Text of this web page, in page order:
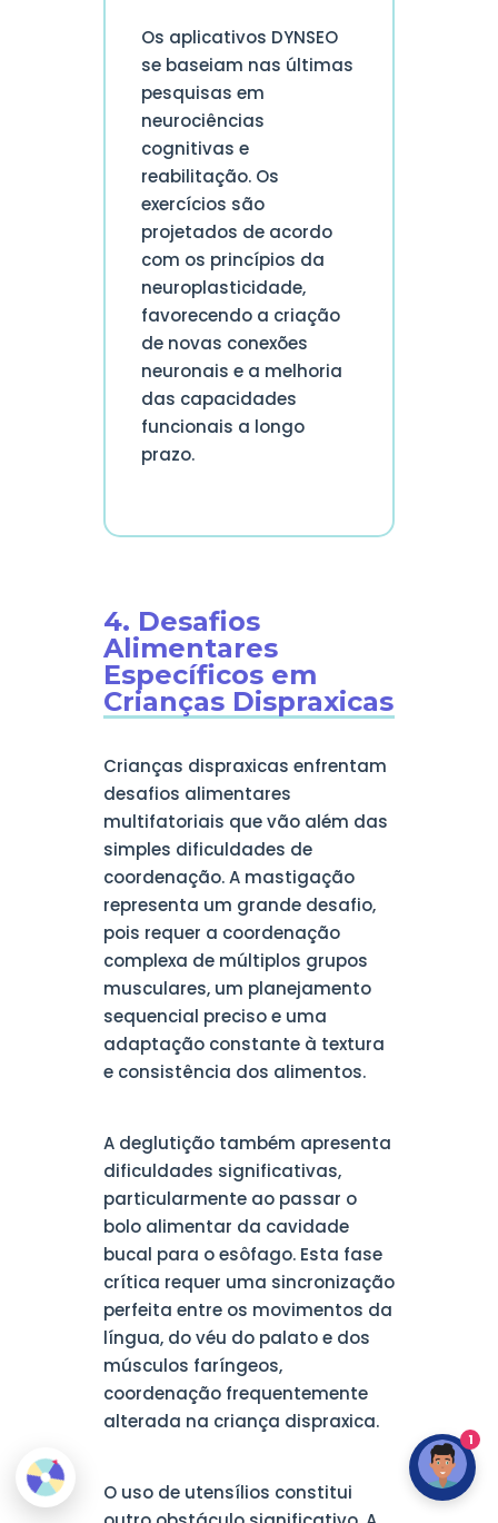
Os aplicativos DYNSEO
se baseiam nas últimas
pesquisas em
neurociências
cognitivas e
reabilitação. Os
exercícios são
projetados de acordo
com os princípios da
neuroplasticidade,
favorecendo a criação
de novas conexões
neuronais e a melhoria
das capacidades
funcionais a longo
prazo.
4. Desafios
Alimentares
Específicos em
Crianças Dispraxicas
Crianças dispraxicas enfrentam
desafios alimentares
multifatoriais que vão além das
simples dificuldades de
coordenação. A mastigação
representa um grande desafio,
pois requer a coordenação
complexa de múltiplos grupos
musculares, um planejamento
sequencial preciso e uma
adaptação constante à textura
e consistência dos alimentos.
A deglutição também apresenta
dificuldades significativas,
particularmente ao passar o
bolo alimentar da cavidade
bucal para o esôfago. Esta fase
crítica requer uma sincronização
perfeita entre os movimentos da
língua, do véu do palato e dos
músculos faríngeos,
coordenação frequentemente
alterada na criança dispraxica.
O uso de utensílios constitui
1